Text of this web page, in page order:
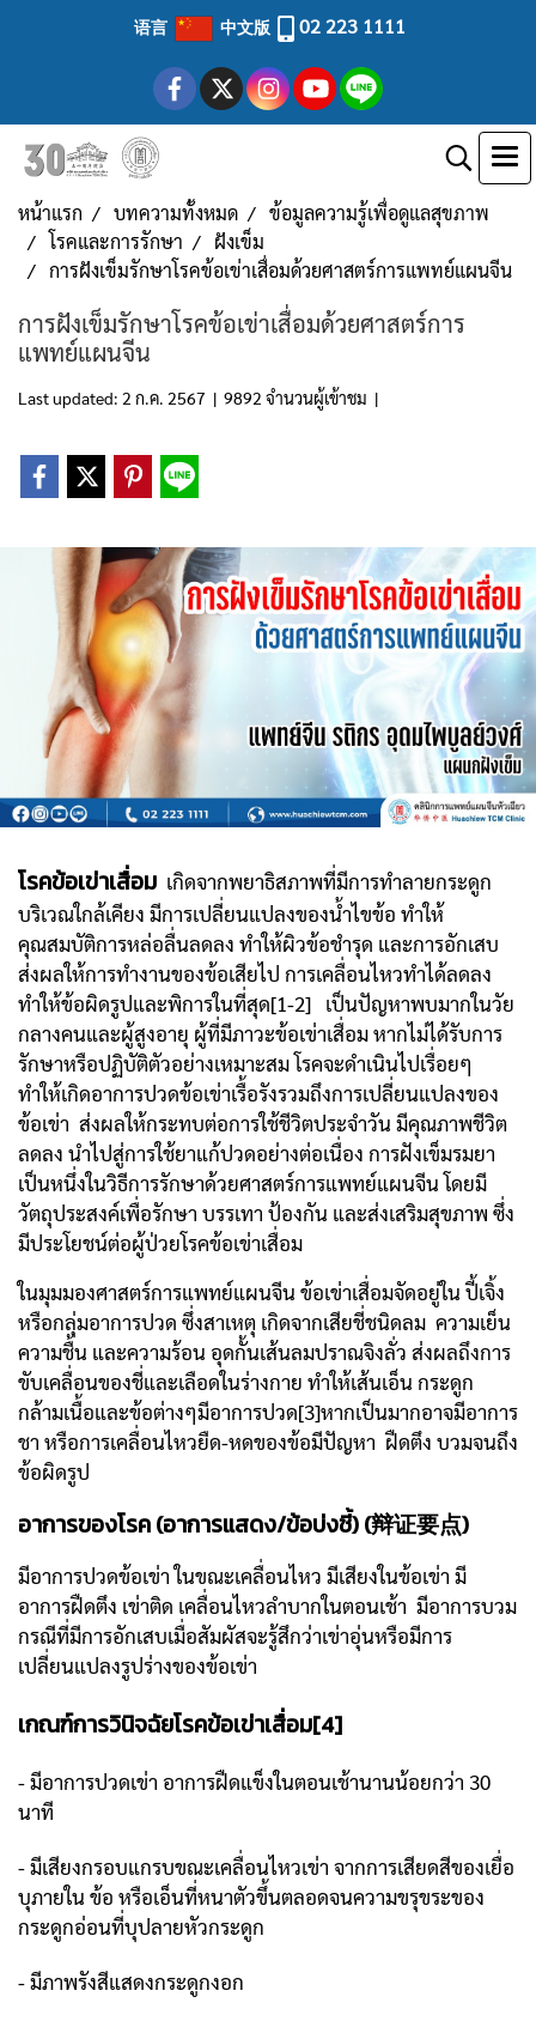
语言 中文版 02 223 1111
หน้าแรก บทความทั้งหมด
ข้อมูลความรู้เพื่อดูแลสุขภาพ
โรคและการรักษา
ฝังเข็ม
การฝังเข็มรักษาโรคข้อเข่าเสื่อมด้วยศาสตร์การแพทย์แผนจีน
การฝังเข็มรักษาโรคข้อเข่าเสื่อมด้วยศาสตร์การ
แพทย์แผนจีน
Last updated: 2 ก.ค. 2567 | 9892 จำนวนผู้เข้าชม |
โรคข้อเข่าเสื่อม เกิดจากพยาธิสภาพที่มีการทำลายกระดูก
บริเวณใกล้เคียง มีการเปลี่ยนแปลงของน้ำไขข้อ ทำให้
คุณสมบัติการหล่อลื่นลดลง ทำให้ผิวข้อชำรุด และการอักเสบ
ส่งผลให้การทำงานของข้อเสียไป การเคลื่อนไหวทำได้ลดลง
ทำให้ข้อผิดรูปและพิการในที่สุด[1-2] เป็นปัญหาพบมากในวัย
กลางคนและผู้สูงอายุ ผู้ที่มีภาวะข้อเข่าเสื่อม หากไม่ได้รับการ
รักษาหรือปฏิบัติตัวอย่างเหมาะสม โรคจะดำเนินไปเรื่อยๆ
ทำให้เกิดอาการปวดข้อเข่าเรื้อรังรวมถึงการเปลี่ยนแปลงของ
ข้อเข่า ส่งผลให้กระทบต่อการใช้ชีวิตประจำวัน มีคุณภาพชีวิต
ลดลง นำไปสู่การใช้ยาแก้ปวดอย่างต่อเนื่อง การฝังเข็มรมยา
เป็นหนึ่งในวิธีการรักษาด้วยศาสตร์การแพทย์แผนจีน โดยมี
วัตถุประสงค์เพื่อรักษา บรรเทา ป้องกัน และส่งเสริมสุขภาพ ซึ่ง
มีประโยชน์ต่อผู้ป่วยโรคข้อเข่าเสื่อม
ในมุมมองศาสตร์การแพทย์แผนจีน ข้อเข่าเสื่อมจัดอยู่ใน ปี้เจิ้ง
หรือกลุ่มอาการปวด ซึ่งสาเหตุ เกิดจากเสียชี่ชนิดลม ความเย็น
ความชื้น และความร้อน อุดกั้นเส้นลมปราณจิงลั่ว ส่งผลถึงการ
ขับเคลื่อนของชี่และเลือดในร่างกาย ทำให้เส้นเอ็น กระดูก
กล้ามเนื้อและข้อต่างๆมีอาการปวด[3]หากเป็นมากอาจมีอาการ
ชา หรือการเคลื่อนไหวยืด-หดของข้อมีปัญหา ฝืดตึง บวมจนถึง
ข้อผิดรูป
อาการของโรค (อาการแสดง/ข้อบ่งชี้) (辩证要点)
มีอาการปวดข้อเข่า ในขณะเคลื่อนไหว มีเสียงในข้อเข่า มี
อาการฝืดตึง เข่าติด เคลื่อนไหวลำบากในตอนเช้า มีอาการบวม
กรณีที่มีการอักเสบเมื่อสัมผัสจะรู้สึกว่าเข่าอุ่นหรือมีการ
เปลี่ยนแปลงรูปร่างของข้อเข่า
เกณฑ์การวินิจฉัยโรคข้อเข่าเสื่อม[4]
- มีอาการปวดเข่า อาการฝืดแข็งในตอนเช้านานน้อยกว่า 30
นาที
- มีเสียงกรอบแกรบขณะเคลื่อนไหวเข่า จากการเสียดสีของเยื่อ
บุภายใน ข้อ หรือเอ็นที่หนาตัวขึ้นตลอดจนความขรุขระของ
กระดูกอ่อนที่บุปลายหัวกระดูก
- มีภาพรังสีแสดงกระดูกงอก